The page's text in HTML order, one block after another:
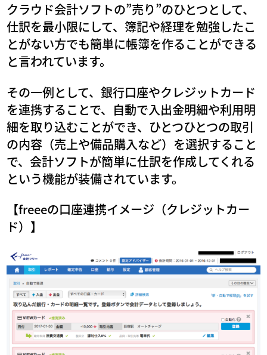
クラウド会計ソフトの”売り”のひとつとして、
仕訳を最小限にして、簿記や経理を勉強したこ
とがない方でも簡単に帳簿を作ることができる
と言われています。
その一例として、銀行口座やクレジットカード
を連携することで、自動で入出金明細や利用明
細を取り込むことができ、ひとつひとつの取引
の内容（売上や備品購入など）を選択すること
で、会計ソフトが簡単に仕訳を作成してくれる
という機能が装備されています。
【freeeの口座連携イメージ（クレジットカー
ド）】